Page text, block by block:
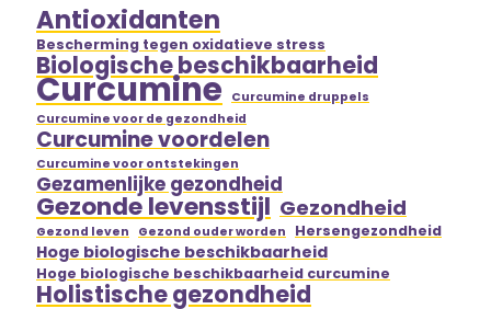
Antioxidanten
Bescherming tegen oxidatieve stress
Biologische beschikbaarheid
Curcumine Curcumine druppels
Curcumine voor de gezondheid
Curcumine voordelen
Curcumine voor ontstekingen
Gezamenlijke gezondheid
Gezonde levensstijl Gezondheid
Gezond leven Gezond ouder worden Hersengezondheid
Hoge biologische beschikbaarheid
Hoge biologische beschikbaarheid curcumine
Holistische gezondheid